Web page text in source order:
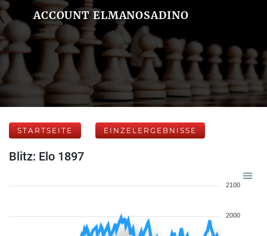
ACCOUNT ELMANOSADINO
STARTSEITE EINZELERGEBNISSE
Blitz: Elo 1897
2100
2000